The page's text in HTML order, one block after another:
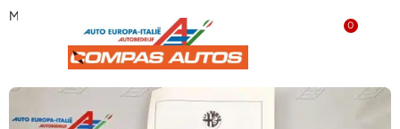
0
Mistlampen set Alfa Romeo 145 / 146 5900453